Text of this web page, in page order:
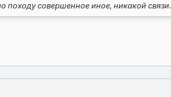
совершенное иное, никакой связи.